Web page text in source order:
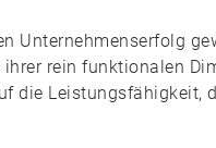
Unternehmenserfolg
rein funktionalen
die Leistungsfähigkeit,